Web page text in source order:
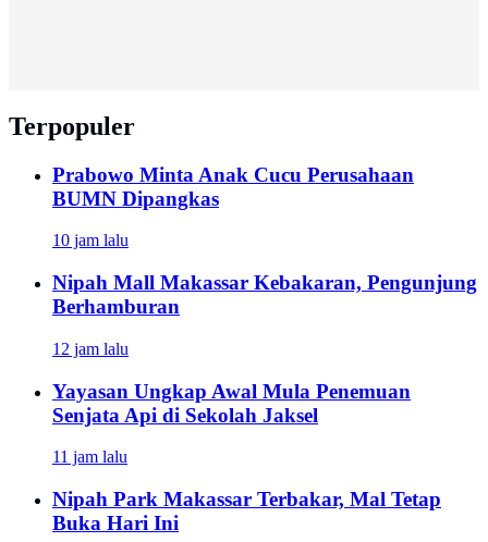
Terpopuler
Prabowo Minta Anak Cucu Perusahaan
BUMN Dipangkas
10 jam lalu
Nipah Mall Makassar Kebakaran, Pengunjung
Berhamburan
12 jam lalu
Yayasan Ungkap Awal Mula Penemuan
Senjata Api di Sekolah Jaksel
11 jam lalu
Nipah Park Makassar Terbakar, Mal Tetap
Buka Hari Ini